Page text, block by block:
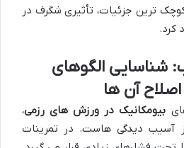
ترین جزئیات، تأثیری شگرف در
کرد.
شناسایی الگوهای
آن ها
بیومکانیک در ورزش های رزمی،
آسیب دیدگی هاست. در تمرینات